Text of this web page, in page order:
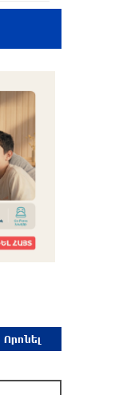
առաջ
քան
ժամ առաջ